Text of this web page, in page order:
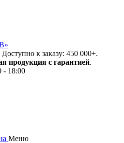
Доступно к заказу: 450 000+.
продукция с гарантией.
- 18:00
Меню